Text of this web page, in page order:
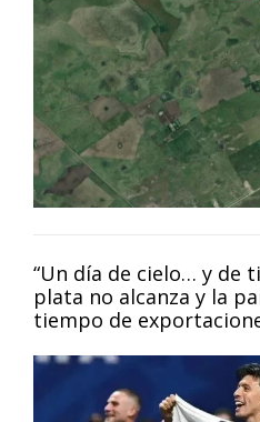
“Un día de cielo… y de
plata no alcanza y la
tiempo de